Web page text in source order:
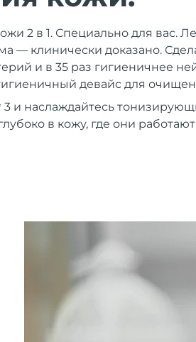
2 в 1. Специально для вас.
— клинически доказано.
и в 35 раз гигиеничнее
девайс для
3 и наслаждайтесь
в кожу, где они